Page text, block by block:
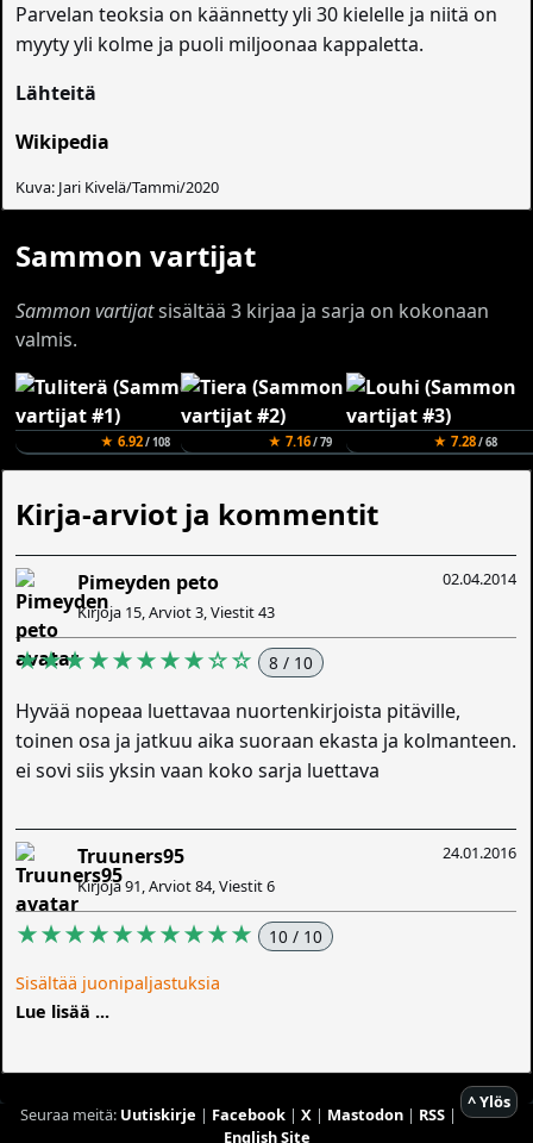
Parvelan teoksia on käännetty yli 30 kielelle ja niitä on
myyty yli kolme ja puoli miljoonaa kappaletta.
Lähteitä
Wikipedia
Kuva: Jari Kivelä/Tammi/2020
Sammon vartijat
Sammon vartijatsisältää 3 kirjaa ja sarja on kokonaan
valmis.
★ 6.92/ 108 ★ 7.16/ 79 ★ 7.28/ 68
Kirja-arviot ja kommentit
02.04.2014
Pimeyden peto
Kirjoja 15, Arviot 3, Viestit 43
★★★★★★★★☆☆ 8 / 10
Hyvää nopeaa luettavaa nuortenkirjoista pitäville,
toinen osa ja jatkuu aika suoraan ekasta ja kolmanteen.
ei sovi siis yksin vaan koko sarja luettava
24.01.2016
Truuners95
Kirjoja 91, Arviot 84, Viestit 6
★★★★★★★★★★ 10 / 10
Sisältää juonipaljastuksia
Lue lisää ...
^ Ylös
Seuraa meitä: Uutiskirje | Facebook| X| Mastodon| RSS|
English Site